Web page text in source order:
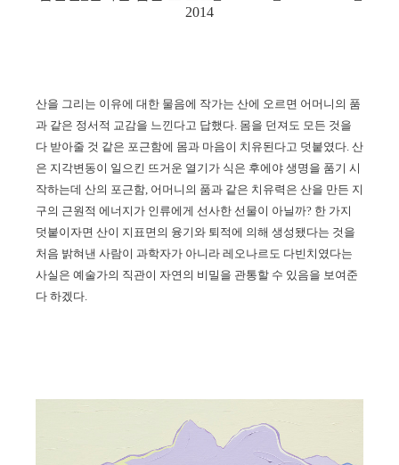
2014
산을 그리는 이유에 대한 물음에 작가는 산에 오르면 어머니의 품
과 같은 정서적 교감을 느낀다고 답했다. 몸을 던져도 모든 것을
다 받아줄 것 같은 포근함에 몸과 마음이 치유된다고 덧붙였다. 산
은 지각변동이 일으킨 뜨거운 열기가 식은 후에야 생명을 품기 시
작하는데 산의 포근함, 어머니의 품과 같은 치유력은 산을 만든 지
구의 근원적 에너지가 인류에게 선사한 선물이 아닐까? 한 가지
덧붙이자면 산이 지표면의 융기와 퇴적에 의해 생성됐다는 것을
처음 밝혀낸 사람이 과학자가 아니라 레오나르도 다빈치였다는
사실은 예술가의 직관이 자연의 비밀을 관통할 수 있음을 보여준
다 하겠다.